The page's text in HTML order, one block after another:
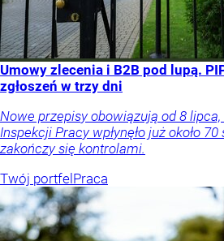
Umowy zlecenia i B2B pod lupą.
zgłoszeń w trzy dni
Nowe przepisy obowiązują od 8
Inspekcji Pracy wpłynęło już około
zakończy się kontrolami.
Twój portfel Praca